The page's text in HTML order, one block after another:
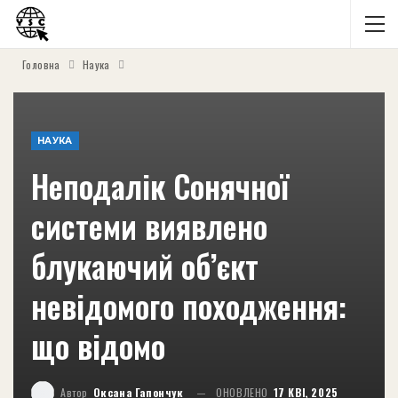
Головна Наука
НАУКА
Неподалік Сонячної
системи виявлено
блукаючий об’єкт
невідомого походження:
що відомо
Автор Оксана Гапончук ОНОВЛЕНО 17 КВІ, 2025